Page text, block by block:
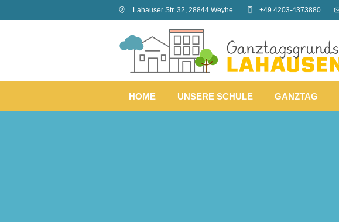
Lahauser Str. 32, 28844 Weyhe +49 4203-4373880
HOME UNSERE SCHULE GANZTAG